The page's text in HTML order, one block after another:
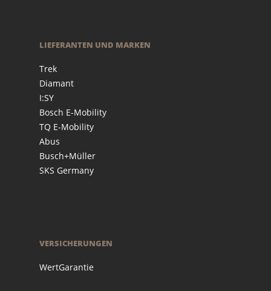
LIEFERANTEN UND MARKEN
Trek
Diamant
I:SY
Bosch E-Mobility
TQ E-Mobility
Abus
Busch+Müller
SKS Germany
VERSICHERUNGEN
WertGarantie